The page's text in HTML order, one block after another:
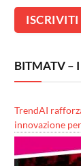
BITMATV –
TrendAI
innovazione